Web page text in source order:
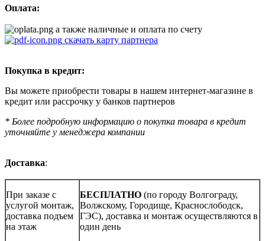
Оплата:
а также наличные и оплата по счету
скачать карту партнера
Покупка в кредит:
Вы можете приобрести товары в нашем интернет-магазине в
кредит или рассрочку у банков партнеров
* Более подробную информацию о покупка товара в кредит
уточняйте у менеджера компании
Доставка:
При заказе с
услугой монтаж,
доставка подъем
на этаж
БЕСПЛАТНО (по городу Волгограду,
Волжскому, Городище, Краснослободск,
ГЭС), доставка и монтаж осуществляются в
один день